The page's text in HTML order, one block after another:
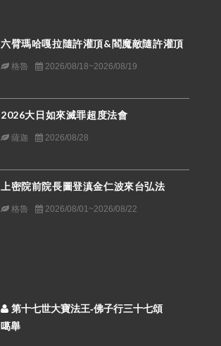
六臂瑪哈嘎拉隨許灌頂&閻魔敵隨許灌頂
格魯 2026/08/18~2026/08/19
2026大日如來滅罪超度法會
薩迦 2026/08/28
上密院前院長圖登滇金仁波來台弘法
格魯 2026/08/01~2026/08/22
第十七世大寶法王-佛子行三十七頌
噶舉